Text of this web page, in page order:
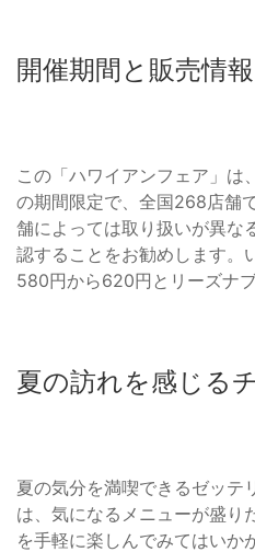
開催期間と販売情報
この「ハワイアンフェア」は
の期間限定で、全国268店舗
舗によっては取り扱いが異な
認することをお勧めします。
580円から620円とリーズナ
夏の訪れを感じる
夏の気分を満喫できるゼッテ
は、気になるメニューが盛り
を手軽に楽しんでみてはいか